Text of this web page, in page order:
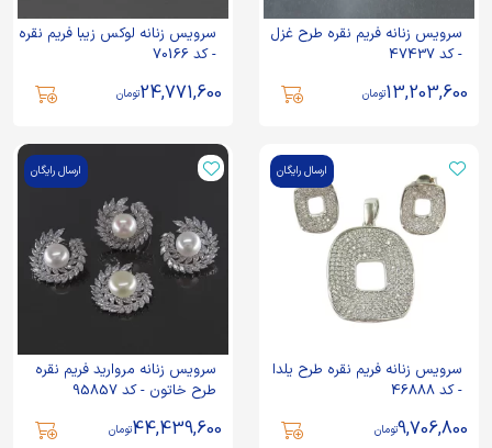
سرویس زنانه فریم نقره طرح غزل
- کد 47437
13,203,600تومان
سرویس زنانه لوکس زیبا فریم نقره
- کد 70166
24,771,600تومان
ارسال رایگان
سرویس زنانه فریم نقره طرح یلدا
- کد 46888
9,706,800تومان
ارسال رایگان
سرویس زنانه مروارید فریم نقره
طرح خاتون - کد 95857
44,439,600تومان